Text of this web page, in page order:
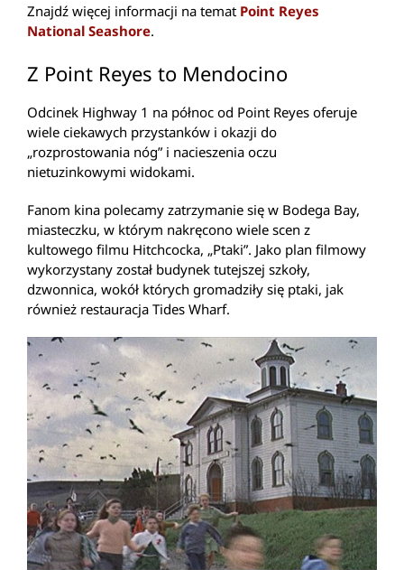
Znajdź więcej informacji na temat Point Reyes
National Seashore.
Z Point Reyes to Mendocino
Odcinek Highway 1 na północ od Point Reyes oferuje
wiele ciekawych przystanków i okazji do
„rozprostowania nóg” i nacieszenia oczu
nietuzinkowymi widokami.
Fanom kina polecamy zatrzymanie się w Bodega Bay,
miasteczku, w którym nakręcono wiele scen z
kultowego filmu Hitchcocka, „Ptaki”. Jako plan filmowy
wykorzystany został budynek tutejszej szkoły,
dzwonnica, wokół których gromadziły się ptaki, jak
również restauracja Tides Wharf.